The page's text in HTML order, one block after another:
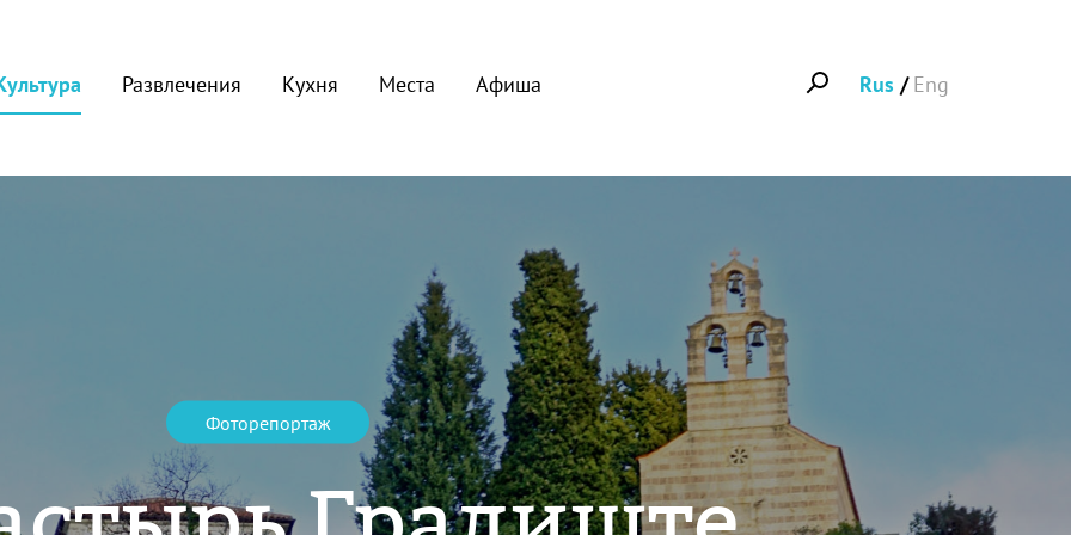
Развлечения Кухня Места Афиша Rus Eng
Фоторепортаж